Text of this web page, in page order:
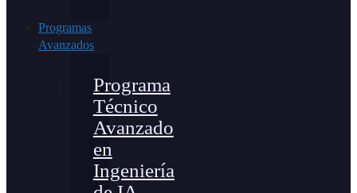
Programas
Avanzados
Programa
Técnico
Avanzado
en
Ingeniería